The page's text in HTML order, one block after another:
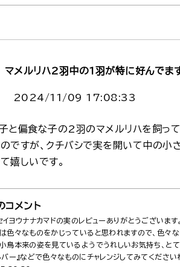
マメルリハ2羽中の1羽が特に好んでま
2024/11/09 17:08:33
と偏食な子の2羽のマメルリハを飼っ
ですが、クチバシで実を開いて中の
嬉しいです。
コメント
ヨウナナカマドの実のレビューありがとうございます。
色々なものをかじっていると思われますので、色々
鳥本来の姿を見ているようでうれしいお気持ち、とて
バー』などで色々なものにチャレンジしてみてください